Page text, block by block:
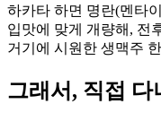
하카타 하면 명란(멘타
입맛에 맞게 개량해, 전
거기에 시원한 생맥주
그래서, 직접 다